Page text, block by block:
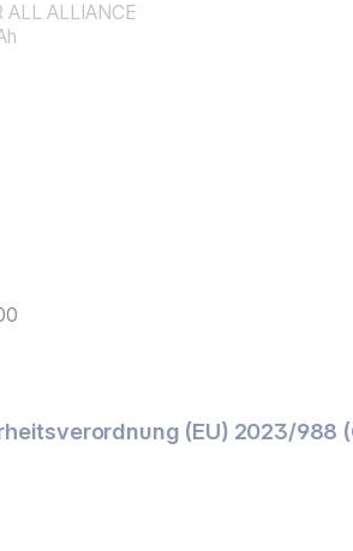
ALL ALLIANCE
(EU) 2023/988